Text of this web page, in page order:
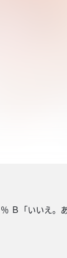
Ｂ「いいえ。